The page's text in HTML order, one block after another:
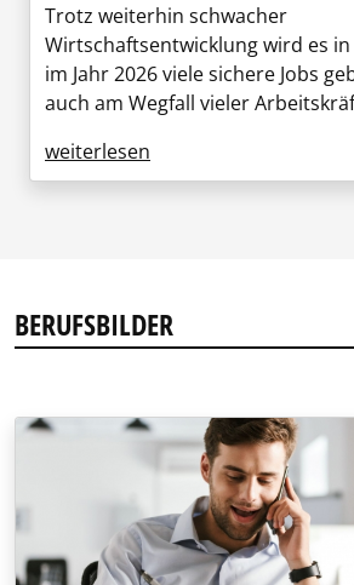
Trotz weiterhin schwacher
Wirtschaftsentwicklung wird es
im Jahr 2026 viele sichere Jobs
auch am Wegfall vieler
weiterlesen
BERUFSBILDER